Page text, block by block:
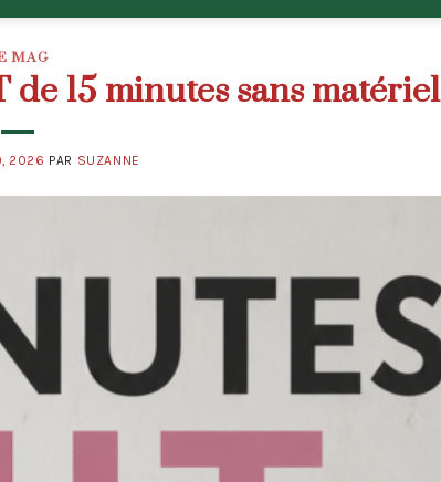
MAG
de 15 minutes sans matériel
2026 PAR SUZANNE